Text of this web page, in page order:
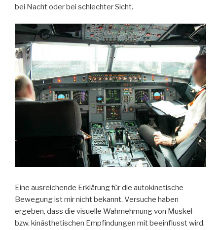
bei Nacht oder bei schlechter Sicht.
Eine ausreichende Erklärung für die autokinetische
Bewegung ist mir nicht bekannt. Versuche haben
ergeben, dass die visuelle Wahrnehmung von Muskel-
bzw. kinästhetischen Empfindungen mit beeinflusst wird.